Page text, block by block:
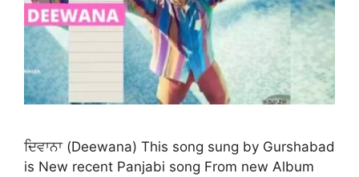
ਦਿਵਾਨਾ (Deewana) This song sung by Gurshabad
is New recent Panjabi song From new Album